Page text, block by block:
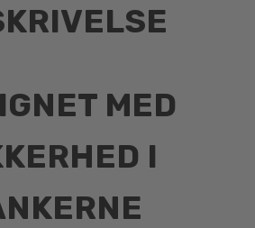
MED
I